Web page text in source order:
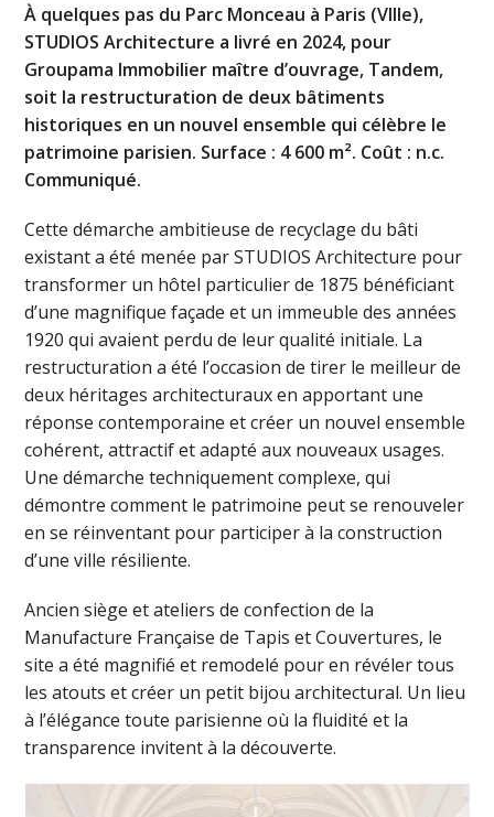
À quelques pas du Parc Monceau à Paris (VIIIe),
STUDIOS Architecture a livré en 2024, pour
Groupama Immobilier maître d’ouvrage, Tandem,
soit la restructuration de deux bâtiments
historiques en un nouvel ensemble qui célèbre le
patrimoine parisien. Surface : 4 600 m². Coût : n.c.
Communiqué.
Cette démarche ambitieuse de recyclage du bâti
existant a été menée par STUDIOS Architecture pour
transformer un hôtel particulier de 1875 bénéficiant
d’une magnifique façade et un immeuble des années
1920 qui avaient perdu de leur qualité initiale. La
restructuration a été l’occasion de tirer le meilleur de
deux héritages architecturaux en apportant une
réponse contemporaine et créer un nouvel ensemble
cohérent, attractif et adapté aux nouveaux usages.
Une démarche techniquement complexe, qui
démontre comment le patrimoine peut se renouveler
en se réinventant pour participer à la construction
d’une ville résiliente.
Ancien siège et ateliers de confection de la
Manufacture Française de Tapis et Couvertures, le
site a été magnifié et remodelé pour en révéler tous
les atouts et créer un petit bijou architectural. Un lieu
à l’élégance toute parisienne où la fluidité et la
transparence invitent à la découverte.